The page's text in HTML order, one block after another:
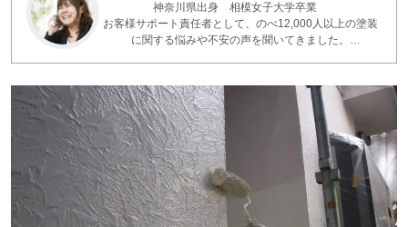
神奈川県出身 相模女子大学卒業
お客様サポート責任者として、のべ12,000人以上の塗装
に関する悩みや不安の声を聞いてきました。